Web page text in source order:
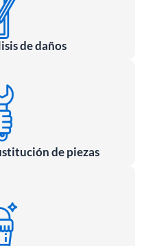
de daños
de piezas